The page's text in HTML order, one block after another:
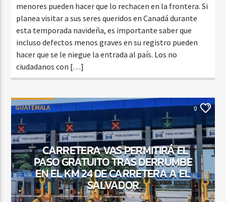
menores pueden hacer que lo rechacen en la frontera. Si
planea visitar a sus seres queridos en Canadá durante
esta temporada navideña, es importante saber que
incluso defectos menos graves en su registro pueden
hacer que se le niegue la entrada al país. Los no
ciudadanos con […]
GUATEMALA 0
CARRETERA VAS PERMITIRÁ EL
PASO GRATUITO TRAS DERRUMBE
EN EL KM 24 DE CARRETERA A EL
SALVADOR